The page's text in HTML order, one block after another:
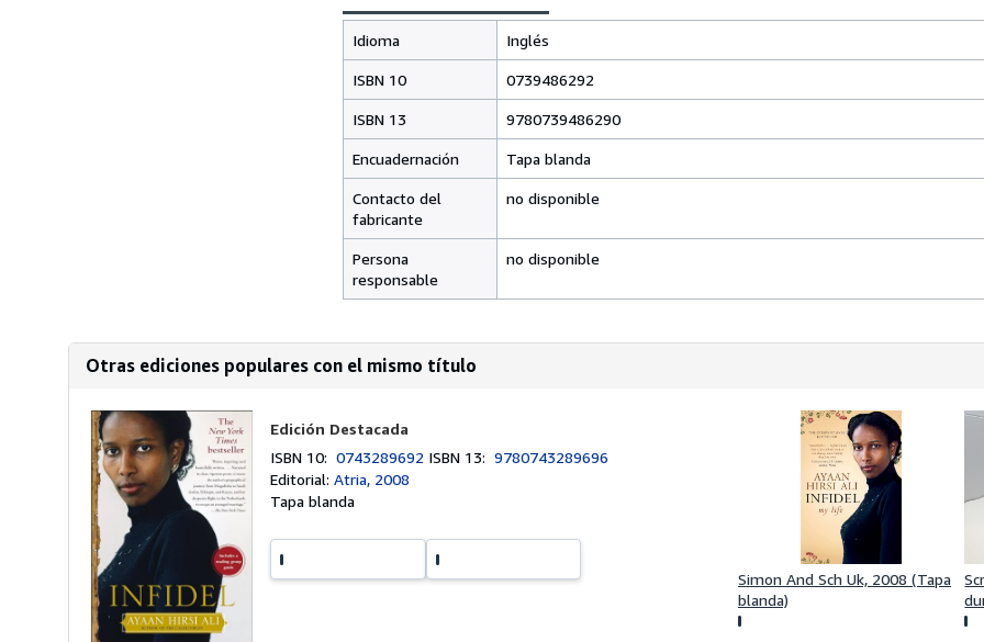
Idioma Inglés
ISBN 10 0739486292
ISBN 13 9780739486290
Encuadernación Tapa blanda
Contacto del
fabricante
no disponible
Persona
responsable
no disponible
Otras ediciones populares con el mismo título
Edición Destacada
ISBN 10:0743289692 ISBN 13:9780743289696
Editorial:Atria, 2008
Tapa blanda
Simon And Sch Uk, 2008 (Tapa
blanda)